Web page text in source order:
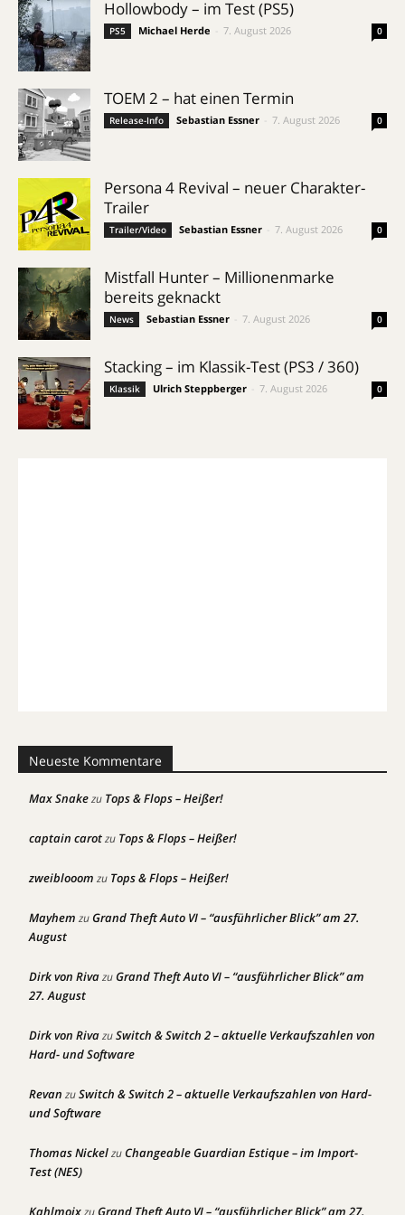
Hollowbody – im Test (PS5)
PS5 Michael Herde 7. August 2026 0
TOEM 2 – hat einen Termin
Release-Info Sebastian Essner 7. August 2026 0
Persona 4 Revival – neuer Charakter-
Trailer
Trailer/Video Sebastian Essner 7. August 2026 0
Mistfall Hunter – Millionenmarke
bereits geknackt
News Sebastian Essner 7. August 2026 0
Stacking – im Klassik-Test (PS3 / 360)
Klassik Ulrich Steppberger 7. August 2026 0
Neueste Kommentare
Max Snakezu Tops & Flops – Heißer!
captain carotzu Tops & Flops – Heißer!
zweiblooom zu Tops & Flops – Heißer!
Mayhem zuGrand Theft Auto VI – “ausführlicher Blick” am 27.
August
Dirk von RivazuGrand Theft Auto VI – “ausführlicher Blick” am
27. August
Dirk von RivazuSwitch & Switch 2 – aktuelle Verkaufszahlen von
Hard- und Software
Revan zuSwitch & Switch 2 – aktuelle Verkaufszahlen von Hard-
und Software
Thomas NickelzuChangeable Guardian Estique – im Import-
Test (NES)
KahlmoixzuGrand Theft Auto VI – “ausführlicher Blick” am 27.